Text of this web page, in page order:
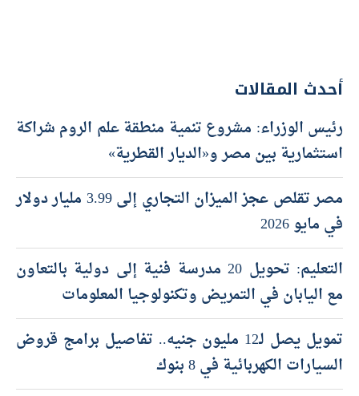
أحدث المقالات
رئيس الوزراء: مشروع تنمية منطقة علم الروم شراكة
استثمارية بين مصر و«الديار القطرية»
مصر تقلص عجز الميزان التجاري إلى 3.99 مليار دولار
في مايو 2026
التعليم: تحويل 20 مدرسة فنية إلى دولية بالتعاون
مع اليابان في التمريض وتكنولوجيا المعلومات
تمويل يصل لـ12 مليون جنيه.. تفاصيل برامج قروض
السيارات الكهربائية في 8 بنوك